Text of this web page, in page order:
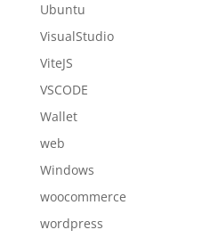
Ubuntu
VisualStudio
ViteJS
VSCODE
Wallet
web
Windows
woocommerce
wordpress